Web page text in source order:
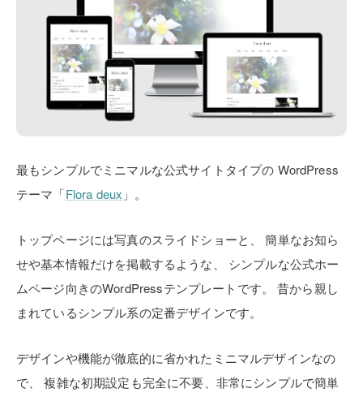
最もシンプルでミニマルな公式サイトタイプの WordPress
テーマ「Flora deux 」。
トップページには写真のスライドショーと、
簡単なお知ら
せや基本情報だけを掲載するような、
シンプルな公式ホー
ムページ向きのWordPressテンプレートです。
昔から親し
まれているシンプル系の定番デザインです。
デザインや機能が徹底的に省かれたミニマルデザインなの
で、
複雑な初期設定も完全に不要、非常にシンプルで簡単